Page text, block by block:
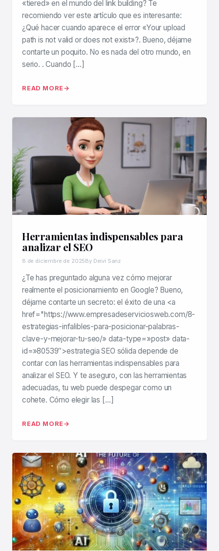
«tiered» en el mundo del link building? Te
recomiendo ver este artículo que es interesante:
¿Qué hacer cuando aparece el error «Your upload
path is not valid or does not exist»?. Bueno, déjame
contarte un poquito. No es nada del otro mundo, en
serio. . Cuando […]
READ MORE
Herramientas indispensables para
analizar el SEO
8 de diciembre de 2025By Deivi Sanz
¿Te has preguntado alguna vez cómo mejorar
realmente el posicionamiento en Google? Bueno,
déjame contarte un secreto: el éxito de una <a
href="https://www.empresadeserviciosweb.com/8-
estrategias-infalibles-para-posicionar-palabras-
clave-y-mejorar-tu-seo/» data-type=»post» data-
id=»80539″>estrategia SEO sólida depende de
contar con las herramientas indispensables para
analizar el SEO. Y te aseguro, con las herramientas
adecuadas, tu web puede despegar como un
cohete. Cómo elegir las […]
READ MORE